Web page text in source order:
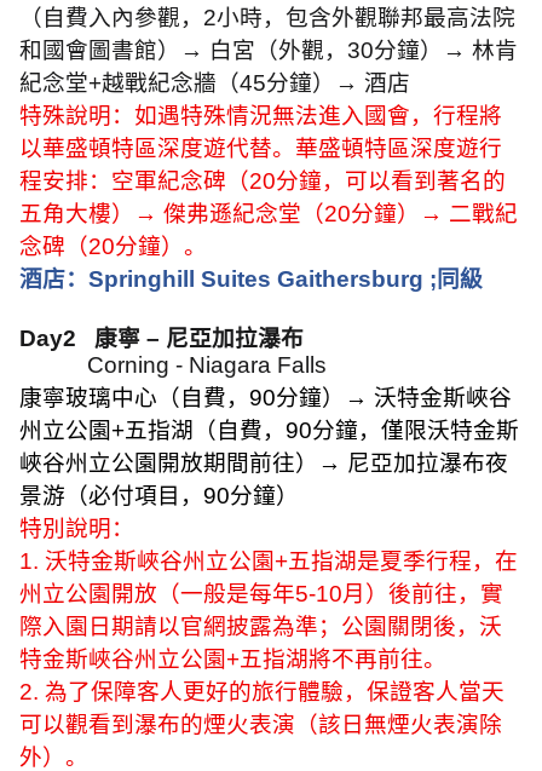
（自費入內參觀， 2小時，包含外觀聯邦最高法院
和國會圖書館）
→ 白宮（外觀， 30分鐘） → 林肯
紀念堂+越戰紀念牆（45分鐘） → 酒店
特殊說明：如遇特殊情況無法進入國會，行程將
以華盛頓特區深度遊代替。華盛頓特區深度遊行
程安排：空軍紀念碑（20分鐘，可以看到著名的
五角大樓）
→ 傑弗遜紀念堂（20分鐘） → 二戰紀
念碑（20分鐘）。
酒店： Springhill Suites Gaithersburg ; 同級
Day2 康寧 – 尼亞加拉瀑布
Corning - Niagara Falls
康寧玻璃中心（自費， 90分鐘） → 沃特金斯峽谷
州立公園+五指湖（自費， 90分鐘，僅限沃特金斯
峽谷州立公園開放期間前往）
→ 尼亞加拉瀑布夜
景游（必付項目， 90分鐘）
特別說明：
1. 沃特金斯峽谷州立公園+五指湖是夏季行程，在
州立公園開放（一般是每年5-10月）後前往，實
際入園日期請以官網披露為準；公園關閉後，沃
特金斯峽谷州立公園+五指湖將不再前往。
2. 為了保障客人更好的旅行體驗，保證客人當天
可以觀看到瀑布的煙火表演（該日無煙火表演除
外）。